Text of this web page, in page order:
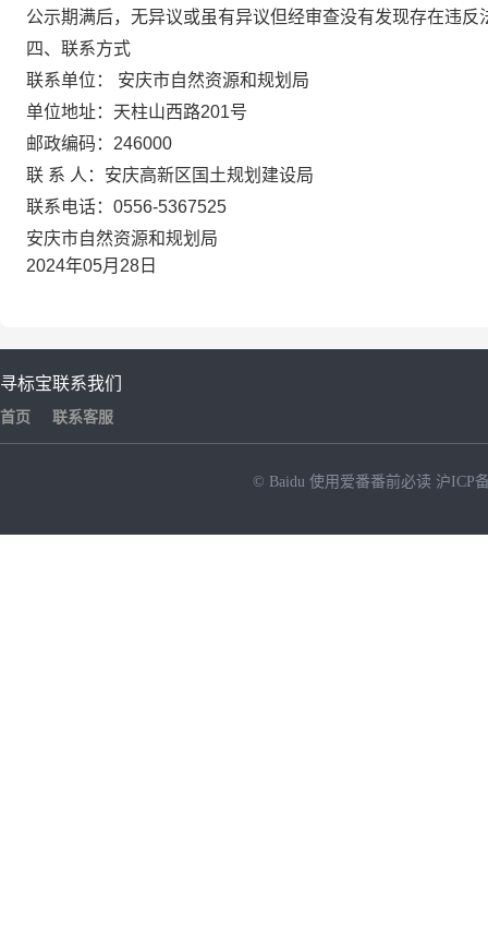
公示期满后，无异议或虽有异议但经审查没有发现存在违
四、联系方式
联系单位：
安庆市自然资源和规划局
单位地址：天柱山西路201号
邮政编码： 246000
联 系 人：安庆高新区国土规划建设局
联系电话： 0556-5367525
安庆市自然资源和规划局
2024年05月 28 日
寻标宝
首页
联系我们
联系客服
© Baidu 使用爱番番前必读 沪ICP